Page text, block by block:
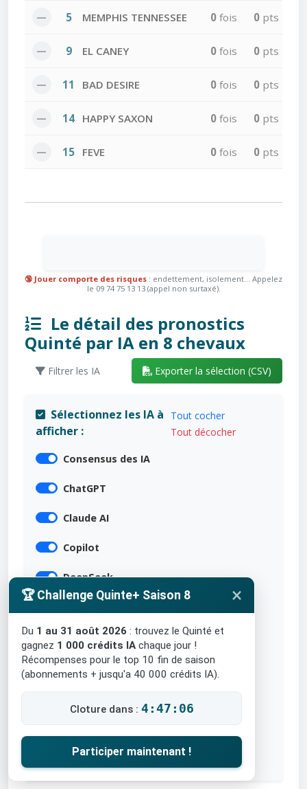
— 5 MEMPHIS TENNESSEE 0 fois 0 pts
— 9 EL CANEY 0 fois 0 pts
— 11 BAD DESIRE 0 fois 0 pts
— 14 HAPPY SAXON 0 fois 0 pts
— 15 FEVE 0 fois 0 pts
🔞 Jouer comporte des risques : endettement, isolement... Appelez
le 09 74 75 13 13 (appel non surtaxé).
Le détail des pronostics
Quinté par IA en 8 chevaux
Filtrer les IA Exporter la sélection (CSV)
Sélectionnez les IA à
afficher :
Tout cocher
Tout décocher
Consensus des IA
ChatGPT
Claude AI
Copilot
DeepSeek
Gemini
Grok
Mistral
Qwen AI
🏆 Challenge Quinte+ Saison 8 ×
Du 1 au 31 août 2026 : trouvez le Quinté et
gagnez 1 000 crédits IA chaque jour !
Récompenses pour le top 10 fin de saison
(abonnements + jusqu'a 40 000 crédits IA).
Cloture dans : 4:47:05
Participer maintenant !